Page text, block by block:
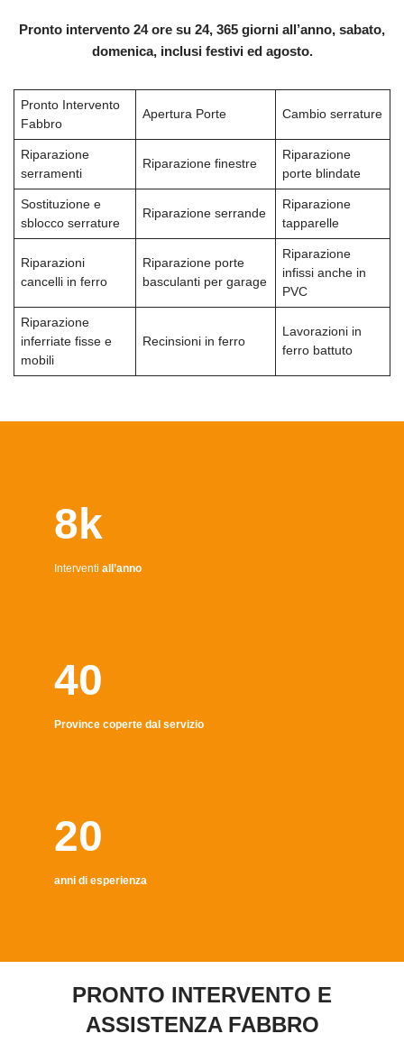
Pronto intervento 24 ore su 24, 365 giorni all’anno, sabato,
domenica, inclusi festivi ed agosto.
Pronto Intervento
Fabbro
Apertura Porte Cambio serrature
Riparazione
serramenti
Riparazione finestre
Riparazione
porte blindate
Sostituzione e
sblocco serrature
Riparazione serrande
Riparazione
tapparelle
Riparazioni
cancelli in ferro
Riparazione porte
basculanti per garage
Riparazione
infissi anche in
PVC
Riparazione
inferriate fisse e
mobili
Recinsioni in ferro
Lavorazioni in
ferro battuto
8k
Interventi all’anno
40
Province coperte dal servizio
20
anni di esperienza
PRONTO INTERVENTO E
ASSISTENZA FABBRO